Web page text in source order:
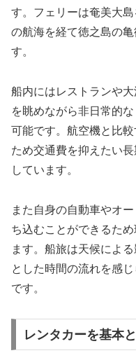
す。フェリーは奄美大
の航海を経て徳之島の
す。
船内にはレストランや
を眺めながら非日常的
可能です。航空機と比
ため交通費を抑えたい
しています。
また自身の自動車やオ
ち込むことができるた
ます。船旅は天候によ
とした時間の流れを感
です。
レンタカーを基本